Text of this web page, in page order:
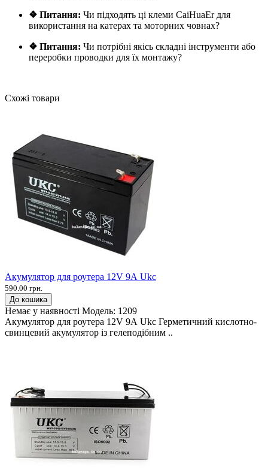
❖ Питання: Чи підходять ці клеми CaiHuaEr для
використання на катерах та моторних човнах?
❖ Питання: Чи потрібні якісь складні інструменти або
переробки проводки для їх монтажу?
Схожі товари
Акумулятор для роутера 12V 9А Ukc
590.00 грн.
До кошика
Немає у наявності Модель: 1209
Акумулятор для роутера 12V 9А Ukc Герметичний кислотно-
свинцевий акумулятор із гелеподібним ..